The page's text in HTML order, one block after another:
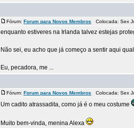
Fórum: Forum para Novos Membros Colocada: Sex
enquanto estiveres na Irlanda talvez estejas
Não sei, eu acho que já começo a sentir aqui
Eu, pecadora, me ...
Fórum: Forum para Novos Membros Colocada: Sex
Um cadito atrassadita, como já é o meu costume
Muito bem-vinda, menina Alexa